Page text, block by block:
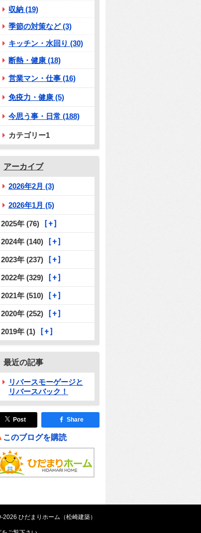
収納 (19)
季節の対策など (3)
キッチン・水回り (30)
断熱・健康 (18)
営業マン・仕事 (16)
免疫力・健康 (5)
今思う事・日常 (188)
カテゴリー1
アーカイブ
2026年2月 (3)
2026年1月 (5)
2025年 (76)
2024年 (140)
2023年 (237)
2022年 (329)
2021年 (510)
2020年 (252)
2019年 (1)
最近の記事
リバースモーゲージと
リバースバック！
Post Share
このブログを購読
ひだまりホーム（松崎建築）